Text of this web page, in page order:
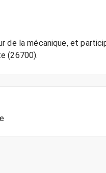
de la mécanique, et